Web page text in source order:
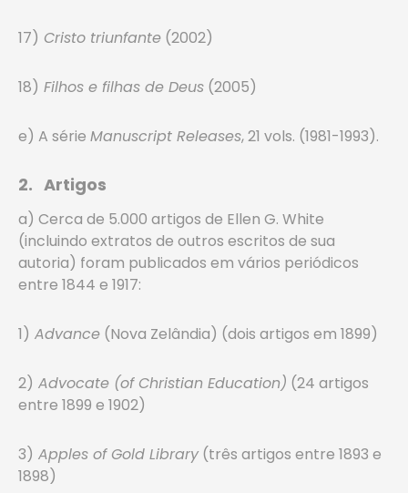
17) Cristo triunfante (2002)
18) Filhos e filhas de Deus (2005)
e) A série Manuscript Releases, 21 vols. (1981-1993).
2. Artigos
a) Cerca de 5.000 artigos de Ellen G. White
(incluindo extratos de outros escritos de sua
autoria) foram publicados em vários periódicos
entre 1844 e 1917:
1) Advance (Nova Zelândia) (dois artigos em 1899)
2) Advocate (of Christian Education) (24 artigos
entre 1899 e 1902)
3) Apples of Gold Library(três artigos entre 1893 e
1898)